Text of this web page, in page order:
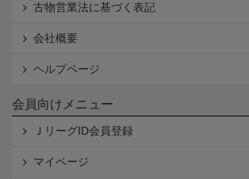
古物営業法に基づく表記
会社概要
ヘルプページ
会員向けメニュー
ＪリーグID会員登録
マイページ